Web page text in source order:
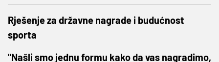
Rješenje za državne nagrade i budućnost
sporta
"Našli smo jednu formu kako da vas nagradimo,